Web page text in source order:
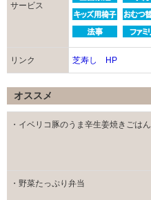
サービス
リンク 芝寿し HP
オススメ
・イベリコ豚のうま辛生姜焼きごはん
・野菜たっぷり弁当